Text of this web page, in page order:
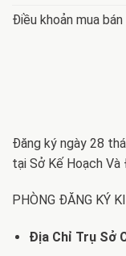
Điều khoản mua bán
Đăng ký ngày 28
tại Sở Kế Hoạch Và
PHÒNG ĐĂNG KÝ
Địa Chỉ Trụ Sở